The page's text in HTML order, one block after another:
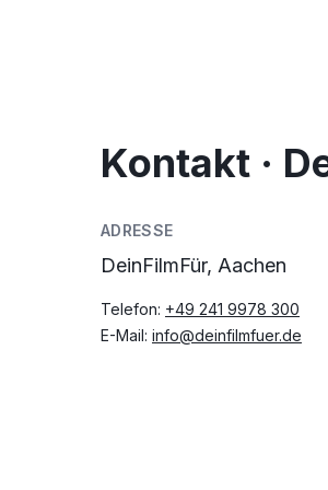
Kontakt ·
ADRESSE
DeinFilmFür, Aachen
Telefon: +49 241 9978 300
E-Mail: info@deinfilmfuer.de